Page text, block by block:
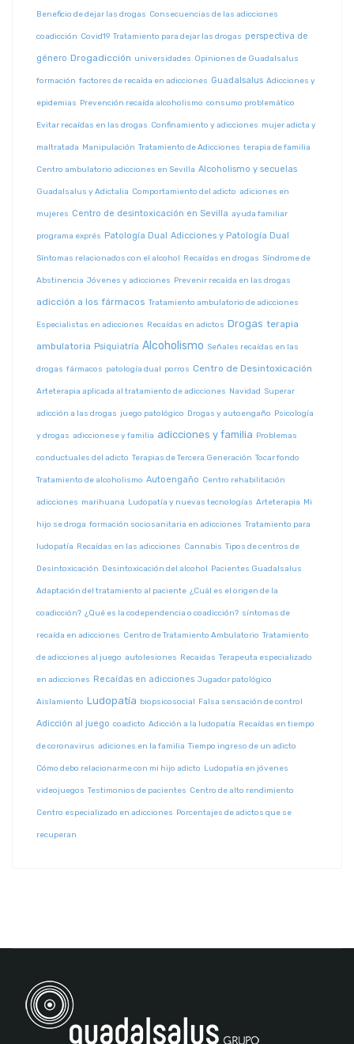
Beneficio de dejar las drogas Consecuencias de las adicciones
coadicción Covid19 Tratamiento para dejar las drogas perspectiva de
género Drogadicción universidades Opiniones de Guadalsalus
formación factores de recaída en adicciones Guadalsalus Adicciones y
epidemias Prevención recaída alcoholismo consumo problemático
Evitar recaídas en las drogas Confinamiento y adicciones mujer adicta y
maltratada Manipulación Tratamiento de Adicciones terapia de familia
Centro ambulatorio adicciones en Sevilla Alcoholismo y secuelas
Guadalsalus y Adictalia Comportamiento del adicto adiciones en
mujeres Centro de desintoxicación en Sevilla ayuda familiar
programa exprés Patología Dual Adicciones y Patología Dual
Síntomas relacionados con el alcohol Recaídas en drogas Síndrome de
Abstinencia Jóvenes y adicciones Prevenir recaída en las drogas
adicción a los fármacos Tratamiento ambulatorio de adicciones
Especialistas en adicciones Recaídas en adictos Drogas terapia
ambulatoria Psiquiatría Alcoholismo Señales recaídas en las
drogas fármacos patología dual porros Centro de Desintoxicación
Arteterapia aplicada al tratamiento de adicciones Navidad Superar
adicción a las drogas juego patológico Drogas y autoengaño Psicología
y drogas adiccionese y familia adicciones y familia Problemas
conductuales del adicto Terapias de Tercera Generación Tocar fondo
Tratamiento de alcoholismo Autoengaño Centro rehabilitación
adicciones marihuana Ludopatía y nuevas tecnologías Arteterapia Mi
hijo se droga formación sociosanitaria en adicciones Tratamiento para
ludopatía Recaídas en las adicciones Cannabis Tipos de centros de
Desintoxicación Desintoxicación del alcohol Pacientes Guadalsalus
Adaptación del tratamiento al paciente ¿Cuál es el origen de la
coadicción? ¿Qué es la codependencia o coadicción? síntomas de
recaída en adicciones Centro de Tratamiento Ambulatorio Tratamiento
de adicciones al juego autolesiones Recaidas Terapeuta especializado
en adicciones Recaídas en adicciones Jugador patológico
Aislamiento Ludopatía biopsicosocial Falsa sensación de control
Adicción al juego coadicto Adicción a la ludopatía Recaídas en tiempo
de coronavirus adiciones en la familia Tiempo ingreso de un adicto
Cómo debo relacionarme con mi hijo adicto Ludopatía en jóvenes
videojuegos Testimonios de pacientes Centro de alto rendimiento
Centro especializado en adicciones Porcentajes de adictos que se
recuperan